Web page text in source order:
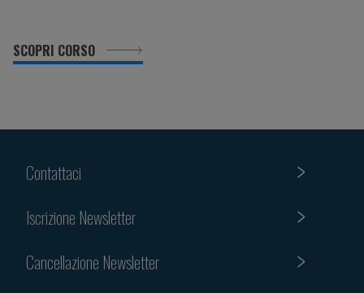
SCOPRI CORSO
Contattaci
Iscrizione Newsletter
Cancellazione Newsletter